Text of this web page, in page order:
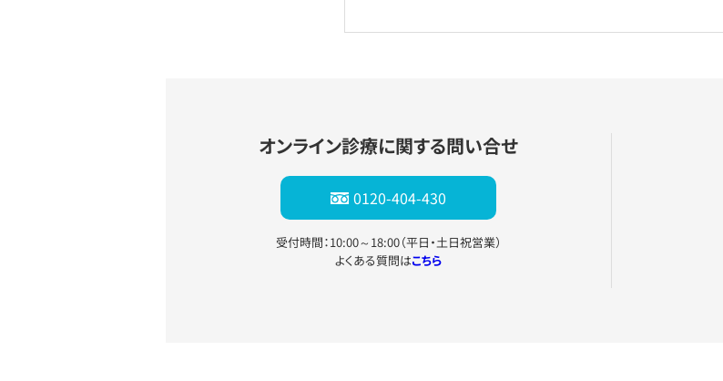
オンライン診療に関する問い合せ
0120-404-430
受付時間：10:00～18:00（平日・土日祝営業）
よくある質問はこちら